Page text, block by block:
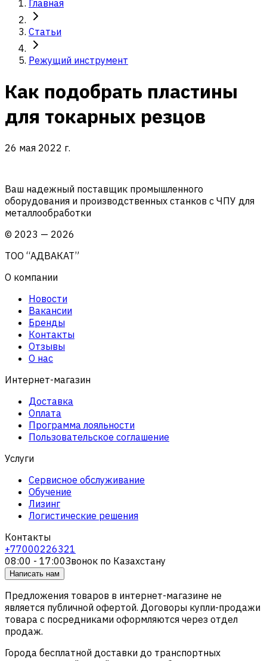
Главная
Статьи
Режущий инструмент
Как подобрать пластины
для токарных резцов
26 мая 2022 г.
Ваш надежный поставщик промышленного
оборудования и производственных станков с ЧПУ для
металлообработки
© 2023 — 2026
ТОО “АДВАКАТ”
О компании
Новости
Вакансии
Бренды
Контакты
Отзывы
О нас
Интернет-магазин
Доставка
Оплата
Программа лояльности
Пользовательское соглашение
Услуги
Сервисное обслуживание
Обучение
Лизинг
Логистические решения
Контакты
+77000226321
08:00 - 17:00Звонок по Казахстану
Написать нам
Предложения товаров в интернет-магазине не
является публичной офертой. Договоры купли-продажи
товара с посредниками оформляются через отдел
продаж.
Города бесплатной доставки до транспортных